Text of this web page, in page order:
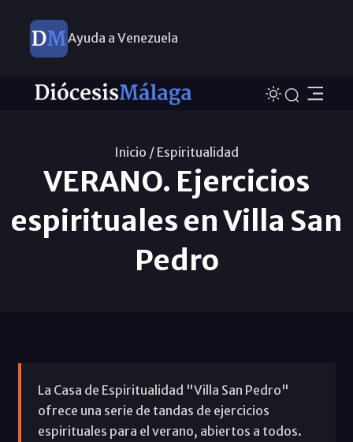
Ayuda a Venezuela
Inicio / Espiritualidad
VERANO. Ejercicios
espirituales en Villa San
Pedro
La Casa de Espiritualidad "Villa San Pedro"
ofrece una serie de tandas de ejercicios
espirituales para el verano, abiertos a todos.